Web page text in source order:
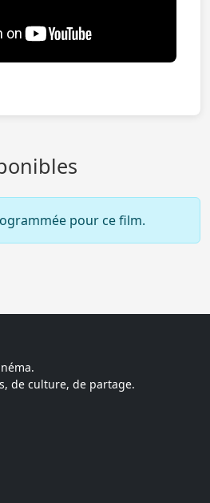
pour ce film.
de culture, de partage.